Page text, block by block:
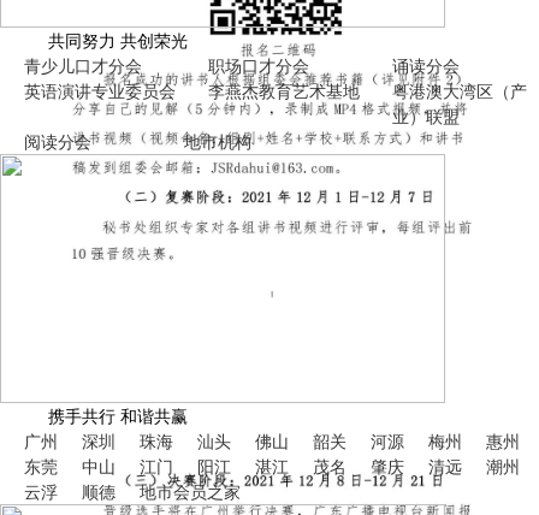
共同努力 共创荣光
青少儿口才分会
职场口才分会
诵读分会
英语演讲专业委员会
李燕杰教育艺术基地
粤港澳大湾区（产
业）联盟
阅读分会
地市机构
携手共行 和谐共赢
广州
深圳 珠海 汕头 佛山 韶关 河源 梅州
惠州
东莞
中山 江门 阳江 湛江 茂名 肇庆 清远
潮州
云浮
顺德 地市会员之家